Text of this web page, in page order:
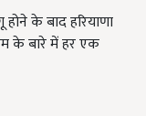
के बाद हरियाणा
के बारे में हर एक